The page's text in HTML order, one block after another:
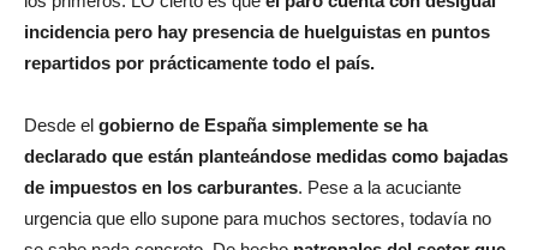
incidencia pero hay presencia de huelguistas en puntos
repartidos por prácticamente todo el país.
Desde el gobierno de España simplemente se ha
declarado que están planteándose medidas como bajadas
de impuestos en los carburantes. Pese a la acuciante
urgencia que ello supone para muchos sectores, todavía no